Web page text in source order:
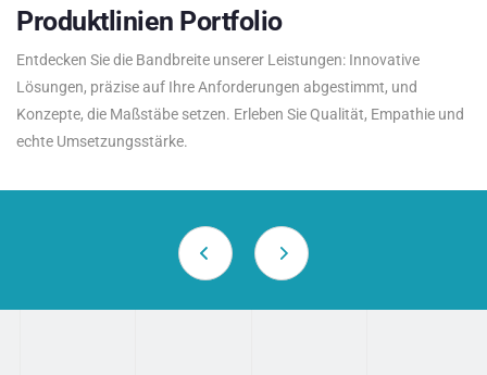
Produktlinien Portfolio
Entdecken Sie die Bandbreite unserer Leistungen: Innovative
Lösungen, präzise auf Ihre Anforderungen abgestimmt, und
Konzepte, die Maßstäbe setzen. Erleben Sie Qualität, Empathie und
echte Umsetzungsstärke.